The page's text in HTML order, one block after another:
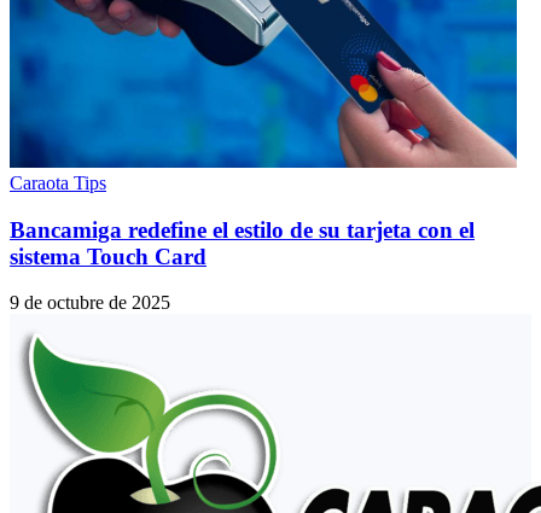
Caraota Tips
Bancamiga redefine el estilo de su tarjeta con el
sistema Touch Card
9 de octubre de 2025